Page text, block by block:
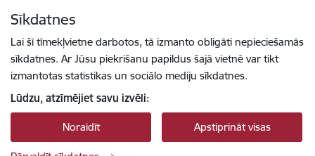
Sīkdatnes
Lai šī tīmekļvietne darbotos, tā izmanto obligāti nepieciešamās
sīkdatnes. Ar Jūsu piekrišanu papildus šajā vietnē var tikt
izmantotas statistikas un sociālo mediju sīkdatnes.
Lūdzu, atzīmējiet savu izvēli:
Noraidīt Apstiprināt visas